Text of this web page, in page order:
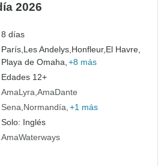
2026
8 días
París, Les Andelys, Honfleur, El Havre,
Playa de Omaha, +8 más
Edades 12+
AmaLyra AmaDante
Sena Normandía +1 más
Solo: Inglés
AmaWaterways